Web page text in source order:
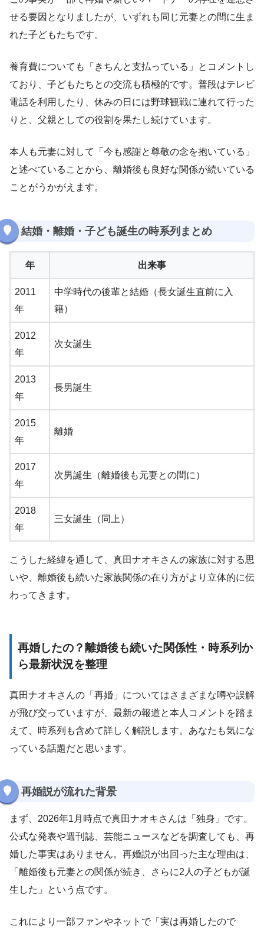
せる要因となりましたが、いずれも同じ元妻との間に生ま
れた子どもたちです。
養育費についても「きちんと支払っている」とコメントし
ており、子どもたちとの交流も積極的です。普段はテレビ
電話を利用したり、休みの日には野球観戦に連れて行った
りと、父親としての役割を果たし続けています。
本人も元妻に対して「今も感謝と尊敬の念を抱いている」
と述べていることから、離婚後も良好な関係が続いている
ことがうかがえます。
結婚・離婚・子ども誕生の時系列まとめ
年 出来事
2011
年
中学時代の後輩と結婚（長女誕生直前に入
籍）
2012
年
次女誕生
2013
年
長男誕生
2015
年
離婚
2017
年
次男誕生（離婚後も元妻との間に）
2018
年
三女誕生（同上）
こうした経緯を通して、真田ナオキさんの家族に対する思
いや、離婚後も続いた家族関係の在り方がより立体的に伝
わってきます。
再婚したの？離婚後も続いた関係性・時系列か
ら最新状況を整理
真田ナオキさんの「再婚」についてはさまざまな噂や誤解
が飛び交っていますが、最新の報道と本人コメントを踏ま
えて、時系列も含めて詳しく解説します。あなたも気にな
っている話題だと思います。
再婚説が流れた背景
まず、2026年1月時点で真田ナオキさんは「独身」です。
公式な発表や週刊誌、芸能ニュースなどを調査しても、再
婚した事実はありません。再婚説が出回った主な理由は、
「離婚後も元妻との関係が続き、さらに2人の子どもが誕
生した」という点です。
これにより一部ファンやネットで「実は再婚したので